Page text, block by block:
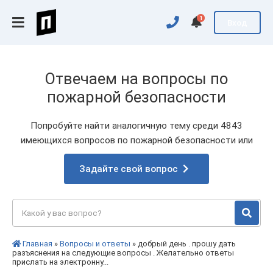
1
Отвечаем на вопросы по
пожарной безопасности
Попробуйте найти аналогичную тему среди 4843
имеющихся вопросов по пожарной безопасности или
Задайте свой вопрос
Главная » Вопросы и ответы » добрый день . прошу дать
разъяснения на следующие вопросы . Желательно ответы
прислать на электронну...